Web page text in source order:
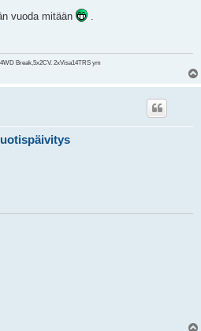
vuoda mitään
Break,5x2CV. 2xVisa14TRS ym